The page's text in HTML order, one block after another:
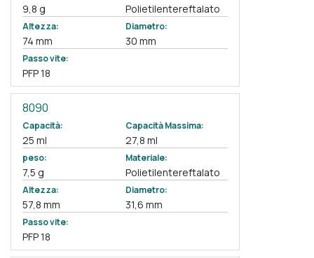
9,8 g Polietilentereftalato
Altezza:
74 mm
Diametro:
30 mm
Passo vite:
PFP 18
8090
Capacità:
25 ml
Capacità Massima:
27,8 ml
peso:
7,5 g
Materiale:
Polietilentereftalato
Altezza:
57,8 mm
Diametro:
31,6 mm
Passo vite:
PFP 18